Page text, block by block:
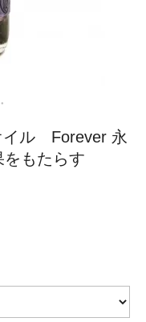
イル Forever 永
もたらす